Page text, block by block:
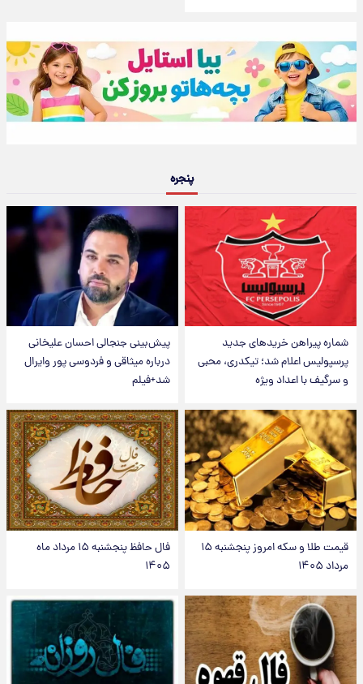
پنجره
شماره پیراهن خریدهای جدید
پرسپولیس اعلام شد؛ تیکدری، محبی
و سرگیف با اعداد ویژه
پیش‌بینی جنجالی احسان علیخانی
درباره میثاقی و فردوسی پور وایرال
شد+فیلم
قیمت طلا و سکه امروز پنجشنبه ۱۵
مرداد ۱۴۰۵
فال حافظ پنجشنبه ۱۵ مرداد ماه
۱۴۰۵